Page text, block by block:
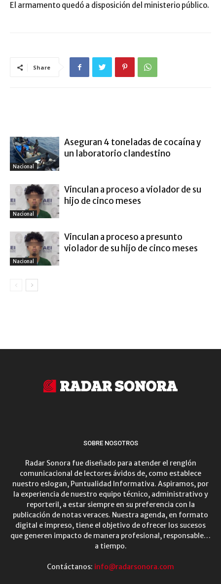
El armamento quedó a disposición del ministerio público.
Share
Nacional
Aseguran 4 toneladas de cocaína y
un laboratorio clandestino
Nacional
Vinculan a proceso a violador de su
hijo de cinco meses
Nacional
Vinculan a proceso a presunto
violador de su hijo de cinco meses
SOBRE NOSOTROS
Radar Sonora fue diseñado para atender el renglón
comunicacional de lectores ávidos de, como establece
nuestro eslogan, Puntualidad Informativa. Aspiramos, por
la experiencia de nuestro equipo técnico, administrativo y
reporteril, a estar siempre en su preferencia con la
publicación de notas veraces. Nuestra agenda, en formato
digital e impreso, tiene el objetivo de ofrecer los sucesos
que generen impacto de manera profesional, responsable…
a tiempo.
Contáctanos: info@radarsonora.com